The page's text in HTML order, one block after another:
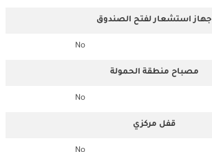
جهاز استشعار لفتح الصندوق
No
مصباح منطقة الحمولة
No
قفل مركزي